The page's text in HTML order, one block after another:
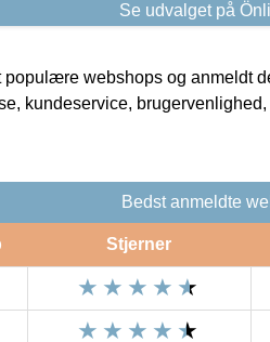
Se udvalget på
webshops og anmeldt
kundeservice,
Bedst anmeldte
Stjerner